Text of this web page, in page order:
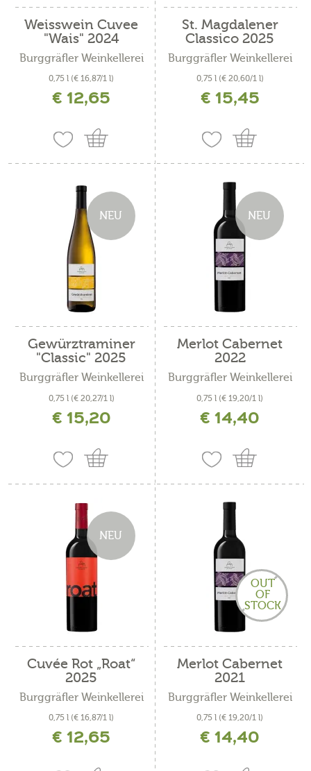
Weisswein Cuvee
"Wais" 2024
Burggräfler Weinkellerei
0,75 l (€ 16,87/1 l)
inkl. MwSt. zzgl. Versandkosten
€ 12,65
St. Magdalener
Classico 2025
Burggräfler Weinkellerei
0,75 l (€ 20,60/1 l)
inkl. MwSt. zzgl. Versandkosten
€ 15,45
NEU
Gewürztraminer
"Classic" 2025
Burggräfler Weinkellerei
0,75 l (€ 20,27/1 l)
€ 15,20
NEU
Merlot Cabernet
2022
Burggräfler Weinkellerei
0,75 l (€ 19,20/1 l)
€ 14,40
NEU
Cuvée Rot „Roat“
2025
Burggräfler Weinkellerei
0,75 l (€ 16,87/1 l)
inkl. MwSt. zzgl. Versandkosten
€ 12,65
OUT
OF
STOCK
Merlot Cabernet
2021
Burggräfler Weinkellerei
0,75 l (€ 19,20/1 l)
inkl. MwSt. zzgl. Versandkosten
€ 14,40